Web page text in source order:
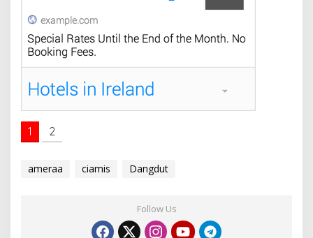
1 2
ameraa ciamis Dangdut
Follow Us